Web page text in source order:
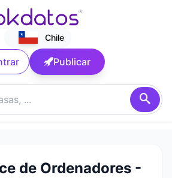
Chile
Publicar
de Ordenadores -